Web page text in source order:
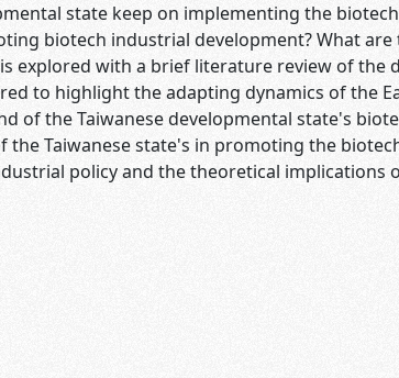
state keep on implementing the
biotech industrial development? What
explored with a brief literature review of the
to highlight the adapting dynamics of the
of the Taiwanese developmental state's
the Taiwanese state's in promoting the
policy and the theoretical implications